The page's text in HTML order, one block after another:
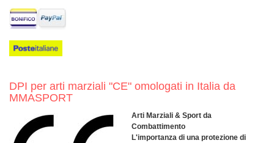
DPI per arti marziali "CE" omologati in Italia da
MMASPORT
Arti Marziali & Sport da
Combattimento
L'importanza di una protezione di